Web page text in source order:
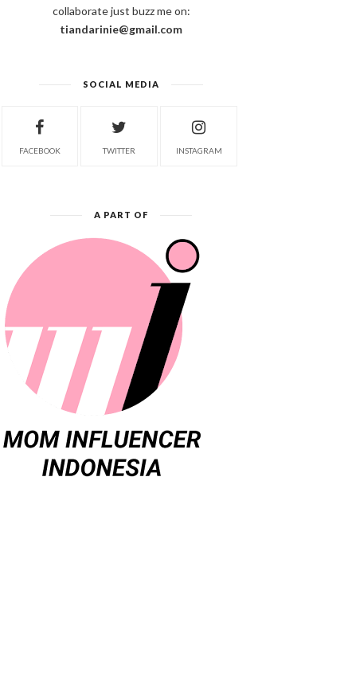
collaborate just buzz me on:
tiandarinie@gmail.com
SOCIAL MEDIA
FACEBOOK TWITTER INSTAGRAM
A PART OF